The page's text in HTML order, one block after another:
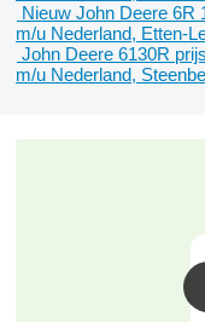
Nieuw John Deere 6R
m/u Nederland, Etten-
John Deere 6130R
m/u Nederland,